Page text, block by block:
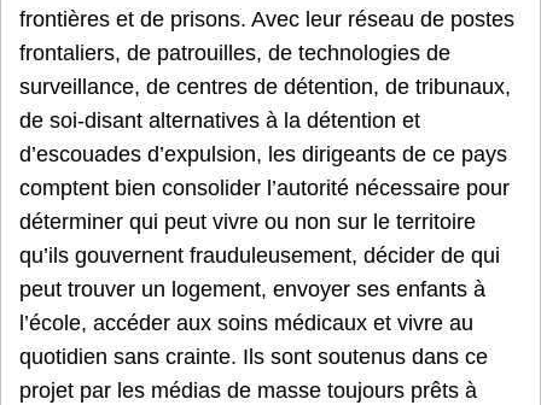
frontières et de prisons. Avec leur réseau de postes
frontaliers, de patrouilles, de technologies de
surveillance, de centres de détention, de tribunaux,
de soi-disant alternatives à la détention et
d’escouades d’expulsion, les dirigeants de ce pays
comptent bien consolider l’autorité nécessaire pour
déterminer qui peut vivre ou non sur le territoire
qu’ils gouvernent frauduleusement, décider de qui
peut trouver un logement, envoyer ses enfants à
l’école, accéder aux soins médicaux et vivre au
quotidien sans crainte. Ils sont soutenus dans ce
projet par les médias de masse toujours prêts à